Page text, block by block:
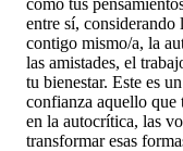
cómo tus
entre sí, considerando
contigo mismo/a, la
las amistades, el
tu bienestar. Este es
confianza aquello que
en la autocrítica, las
transformar esas